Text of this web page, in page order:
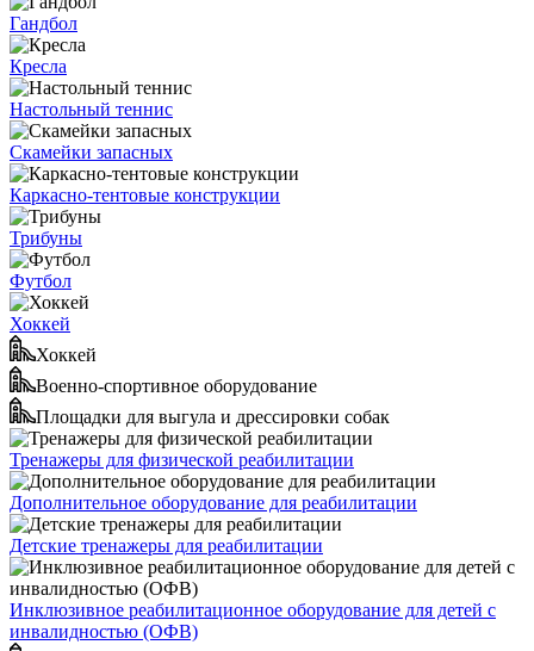
Гандбол
Кресла
Настольный теннис
Скамейки запасных
Каркасно-тентовые конструкции
Трибуны
Футбол
Хоккей
Хоккей
Военно-спортивное оборудование
Площадки для выгула и дрессировки собак
Тренажеры для физической реабилитации
Дополнительное оборудование для реабилитации
Детские тренажеры для реабилитации
Инклюзивное реабилитационное оборудование для детей с
инвалидностью (ОФВ)